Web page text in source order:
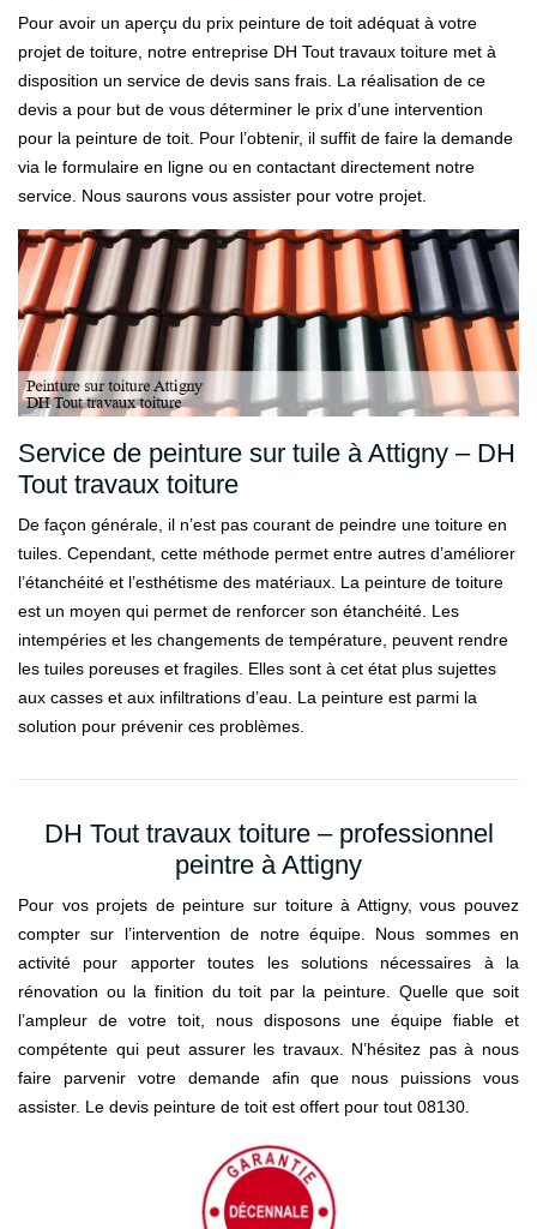
Pour avoir un aperçu du prix peinture de toit adéquat à votre
projet de toiture, notre entreprise DH Tout travaux toiture met à
disposition un service de devis sans frais. La réalisation de ce
devis a pour but de vous déterminer le prix d’une intervention
pour la peinture de toit. Pour l’obtenir, il suffit de faire la demande
via le formulaire en ligne ou en contactant directement notre
service. Nous saurons vous assister pour votre projet.
Service de peinture sur tuile à Attigny – DH
Tout travaux toiture
De façon générale, il n’est pas courant de peindre une toiture en
tuiles. Cependant, cette méthode permet entre autres d’améliorer
l’étanchéité et l’esthétisme des matériaux. La peinture de toiture
est un moyen qui permet de renforcer son étanchéité. Les
intempéries et les changements de température, peuvent rendre
les tuiles poreuses et fragiles. Elles sont à cet état plus sujettes
aux casses et aux infiltrations d’eau. La peinture est parmi la
solution pour prévenir ces problèmes.
DH Tout travaux toiture – professionnel
peintre à Attigny
Pour vos projets de peinture sur toiture à Attigny, vous pouvez
compter sur l’intervention de notre équipe. Nous sommes en
activité pour apporter toutes les solutions nécessaires à la
rénovation ou la finition du toit par la peinture. Quelle que soit
l’ampleur de votre toit, nous disposons une équipe fiable et
compétente qui peut assurer les travaux. N’hésitez pas à nous
faire parvenir votre demande afin que nous puissions vous
assister. Le devis peinture de toit est offert pour tout 08130.